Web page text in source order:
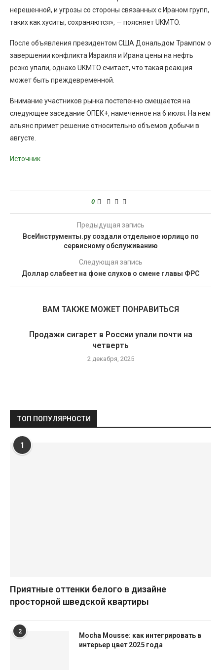
нерешенной, и угрозы со стороны связанных с Ираном групп,
таких как хуситы, сохраняются», — поясняет UKMTO.
После объявления президентом США Дональдом Трампом о
завершении конфликта Израиля и Ирана цены на нефть
резко упали, однако UKMTO считает, что такая реакция
может быть преждевременной.
Внимание участников рынка постепенно смещается на
следующее заседание ОПЕК+, намеченное на 6 июля. На нем
альянс примет решение относительно объемов добычи в
августе.
Источник
0
Предыдущая запись
ВсеИнструменты.ру создали отдельное юрлицо по
сервисному обслуживанию
Следующая запись
Доллар слабеет на фоне слухов о смене главы ФРС
ВАМ ТАКЖЕ МОЖЕТ ПОНРАВИТЬСЯ
Продажи сигарет в России упали почти на
четверть
2 декабря, 2025
ТОП ПОПУЛЯРНОСТИ
1
Приятные оттенки белого в дизайне
просторной шведской квартиры
2
Mocha Mousse: как интегрировать в
интерьер цвет 2025 года